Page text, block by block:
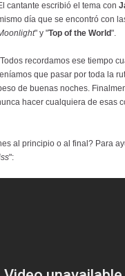
cantante escribió el tema con
día que se encontró con
" y "Top of the World".
recordamos ese tiempo
que pasar por toda la
de buenas noches.
hacer cualquiera de esas
al principio o al final? Para
":